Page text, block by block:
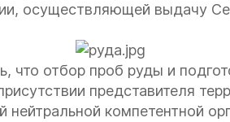
осуществляющей выдачу
что отбор проб руды и
представителя
нейтральной компетентной